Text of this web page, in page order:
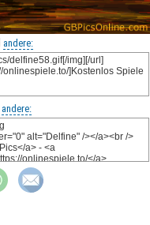
andere:
andere: